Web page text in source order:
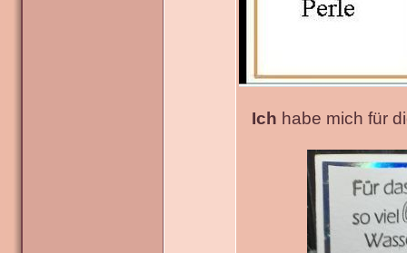
Ich habe mich für